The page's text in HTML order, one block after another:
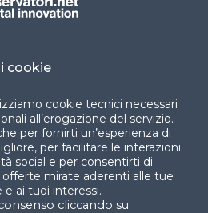
Cookie Center
X
cookie
cookie tecnici necessari
all’erogazione del servizio.
per fornirti un’esperienza di
per facilitare le interazioni
social e per consentirti di
mirate aderenti alle tue
e ai tuoi interessi.
cliccando su